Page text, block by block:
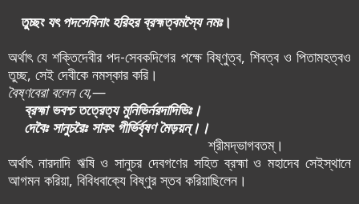
তুচ্ছং যৎ পদসেবিনাং হরিহর ব্রহ্মত্বমস্যৈ নমঃ।
অর্থাৎ যে শক্তিদেবীর পদ-সেবকদিগের পক্ষে বিষ্ণুত্ব, শিবত্ব ও পিতামহত্ব‌ও
তুচ্ছ, সেই দেবীকে নমস্কার করি।
বৈষ্ণবেরা বলেন যে,—
ব্রহ্মা ভবশ্চ তত্রেত্য মুনিভির্নরদাদিভিঃ।
দেবৈঃ সানুচরৈঃ সাকং গীর্ভির্বৃষণ মৈড়য়ন্।।
শ্রীমদ্ভাগবতম্।
অর্থাৎ নারদাদি ঋষি ও সানুচর দেবগণের সহিত ব্রহ্মা ও মহাদেব সেইস্থানে
আগমন করিয়া, বিবিধবাক্যে বিষ্ণুর স্তব করিয়াছিলেন।